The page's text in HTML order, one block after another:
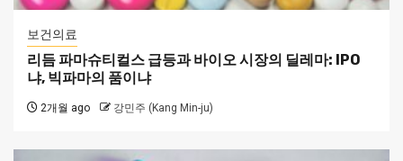
보건의료
리듬 파마슈티컬스 급등과 바이오 시장의 딜레마: IPO
냐, 빅파마의 품이냐
2개월 ago 강민주 (Kang Min-ju)